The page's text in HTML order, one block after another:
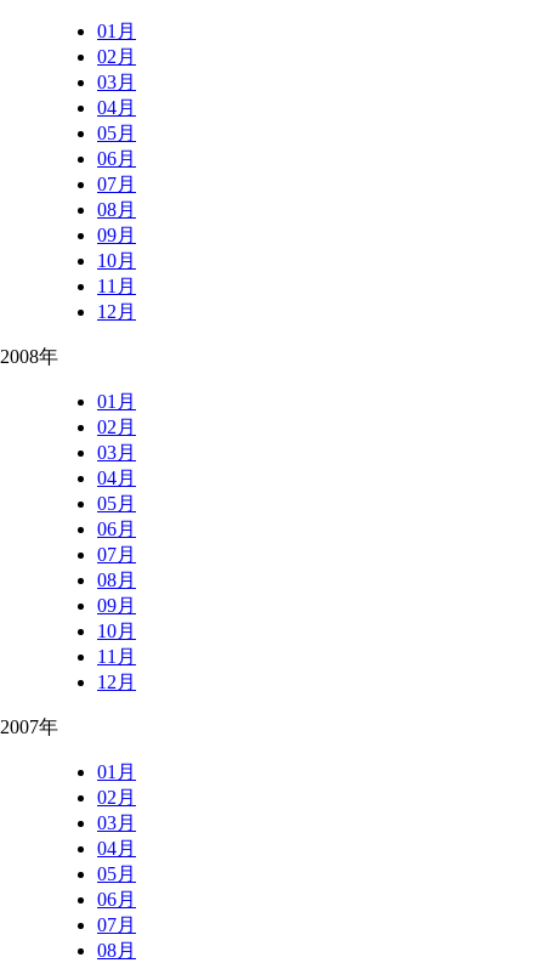
01月
02月
03月
04月
05月
06月
07月
08月
09月
10月
11月
12月
2008年
01月
02月
03月
04月
05月
06月
07月
08月
09月
10月
11月
12月
2007年
01月
02月
03月
04月
05月
06月
07月
08月